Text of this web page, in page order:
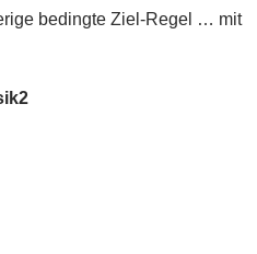
bedingte Ziel-Regel … mit